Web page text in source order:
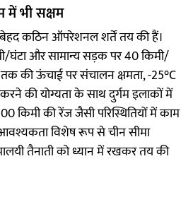
भी सक्षम
कठिन ऑपरेशनल शर्तें तय की हैं।
घंटा और सामान्य सड़क पर 40 किमी/
की ऊंचाई पर संचालन क्षमता, -25°C
की योग्यता के साथ दुर्गम इलाकों में
किमी की रेंज जैसी परिस्थितियों में काम
आवश्यकता विशेष रूप से चीन सीमा
तैनाती को ध्यान में रखकर तय की